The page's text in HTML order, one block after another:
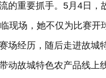
的重要抓手。5月4日，
现场，她不仅为比赛开
场经历，随后走进故城
动故城特色农产品线上